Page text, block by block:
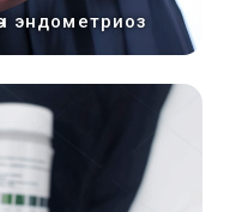
эндометриоз